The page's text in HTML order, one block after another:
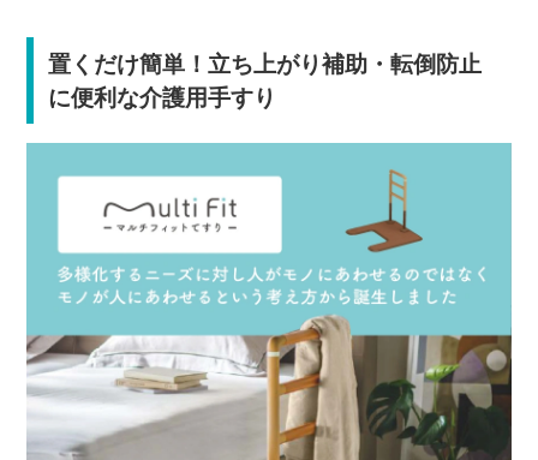
置くだけ簡単！立ち上がり補助・転倒防止
に便利な介護用手すり